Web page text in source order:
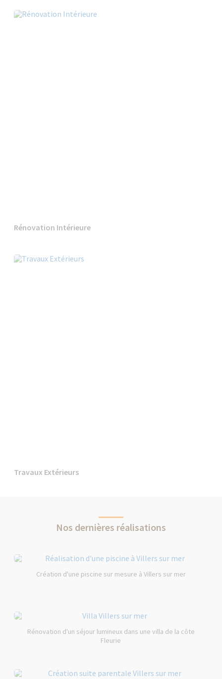
Rénovation Intérieure
Travaux Extérieurs
Nos dernières réalisations
Création d'une piscine sur mesure à Villers sur mer
Rénovation d'un séjour lumineux dans une villa de la côte
Fleurie